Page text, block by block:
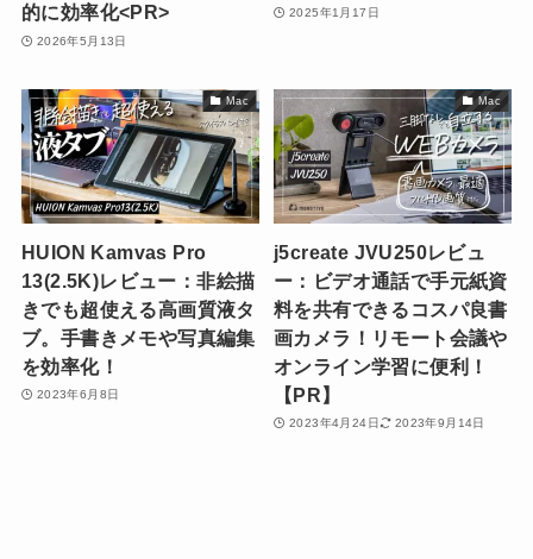
的に効率化<PR>
2026年5月13日
2025年1月17日
Mac
HUION Kamvas Pro
13(2.5K)レビュー：非絵描
きでも超使える高画質液タ
ブ。手書きメモや写真編集
を効率化！
2023年6月8日
Mac
j5create JVU250レビュ
ー：ビデオ通話で手元紙資
料を共有できるコスパ良書
画カメラ！リモート会議や
オンライン学習に便利！
【PR】
2023年4月24日 2023年9月14日